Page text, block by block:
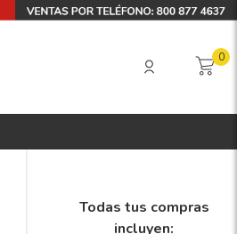
0
Todas tus compras
incluyen: